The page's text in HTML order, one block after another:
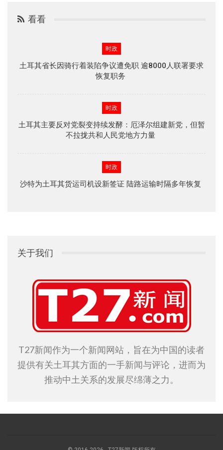
看看
时政
土耳其省长因骑行着装陷争议遭免职 逾8000人联署要求
恢复职务
时政
土耳其主要反对党裂变持续发酵：厄泽尔组建新党，但暂
不拉拢共和人民党地方力量
时政
沙特为土耳其货运司机设新签证 陆路运输时隔多年恢复
关于我们
T27新闻作为一个新闻网站，旨在为中国的读者
提供有关土耳其方面的一手新闻与评论，进而为
推动中土关系的发展尽绵薄之力。